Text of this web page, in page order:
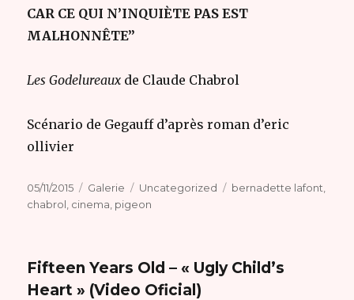
CAR CE QUI N’INQUIÈTE PAS EST
MALHONNÊTE”
Les Godelureaux de Claude Chabrol
Scénario de Gegauff d’après roman d’eric
ollivier
Publié
le
05/11/2015 Format
Galerie Catégories
Uncategorized Étiquettes
bernadette lafont
chabrol cinema pigeon
Fifteen Years Old – « Ugly Child’s
Heart » (Video Oficial)